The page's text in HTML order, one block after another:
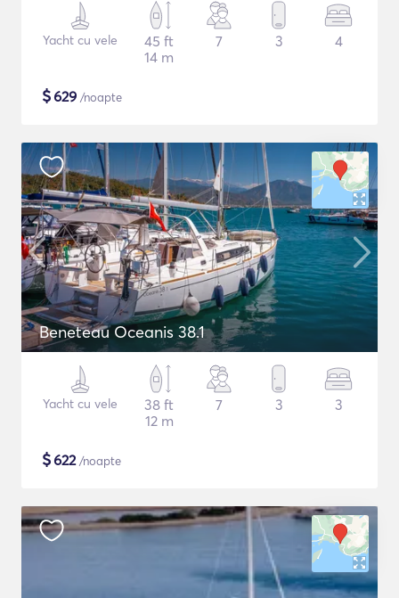
Yacht cu vele
45 ft
14 m
7 3 4
$629 /noapte
Beneteau Oceanis 38.1
Yacht cu vele
38 ft
12 m
7 3 3
$622/noapte